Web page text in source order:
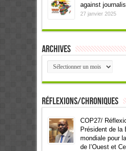
against
27 janvier 2025
Archives
Archives
Réflexions/Chroniques
COP27/
Président de la
mondiale pour
de l’Ouest et